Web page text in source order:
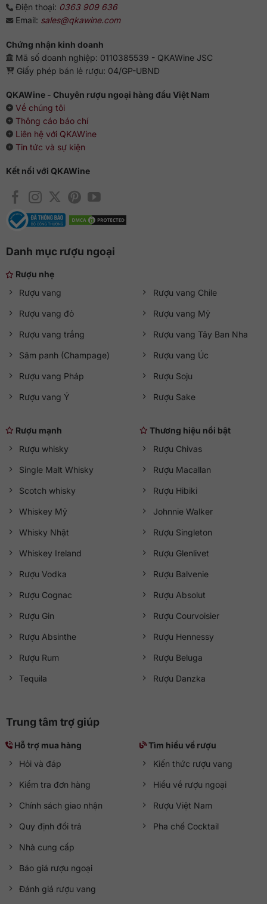
Điện thoại: 0363 909 636
Email: sales@qkawine.com
Chứng nhận kinh doanh
Mã số doanh nghiệp: 0110385539 - QKAWine JSC
Giấy phép bán lẻ rượu: 04/GP-UBND
QKAWine - Chuyên rượu ngoại hàng đầu Việt Nam
Về chúng tôi
Thông cáo báo chí
Liên hệ với QKAWine
Tin tức và sự kiện
Kết nối với QKAWine
Danh mục rượu ngoại
Rượu nhẹ
Rượu vang
Rượu vang đỏ
Rượu vang trắng
Sâm panh (Champage)
Rượu vang Pháp
Rượu vang Ý
Rượu vang Chile
Rượu vang Mỹ
Rượu vang Tây Ban Nha
Rượu vang Úc
Rượu Soju
Rượu Sake
Rượu mạnh
Rượu whisky
Single Malt Whisky
Scotch whisky
Whiskey Mỹ
Whisky Nhật
Whiskey Ireland
Rượu Vodka
Rượu Cognac
Rượu Gin
Rượu Absinthe
Rượu Rum
Tequila
Thương hiệu nổi bật
Rượu Chivas
Rượu Macallan
Rượu Hibiki
Johnnie Walker
Rượu Singleton
Rượu Glenlivet
Rượu Balvenie
Rượu Absolut
Rượu Courvoisier
Rượu Hennessy
Rượu Beluga
Rượu Danzka
Trung tâm trợ giúp
Hỗ trợ mua hàng
Hỏi và đáp
Kiểm tra đơn hàng
Chính sách giao nhận
Quy định đổi trả
Nhà cung cấp
Báo giá rượu ngoại
Đánh giá rượu vang
Tìm hiểu về rượu
Kiến thức rượu vang
Hiểu về rượu ngoại
Rượu Việt Nam
Pha chế Cocktail